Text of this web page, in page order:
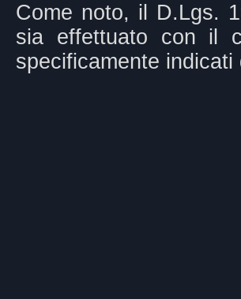
Come noto, il D.Lgs.
sia effettuato con il
specificamente